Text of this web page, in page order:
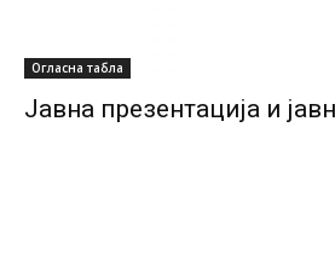
Огласна табла
Јавна презентација и